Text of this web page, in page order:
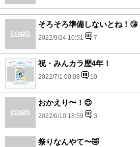
そろそろ準備しないとね！😘
2022/9/24 10:51 7
祝・みんカラ歴4年！
2022/7/1 00:08 10
おかえり〜！😍
2022/6/10 18:59 3
祭りなんやて〜🤣